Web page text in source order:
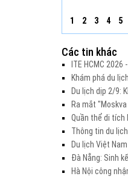
1 2 3 4 5
Các tin khác
ITE HCMC
Khám phá du
Du lịch dịp 2/9:
Ra mắt
Quần thể di tích
Thông tin du
Du lịch Việt
Đà Nẵng: Sinh
Hà Nội công